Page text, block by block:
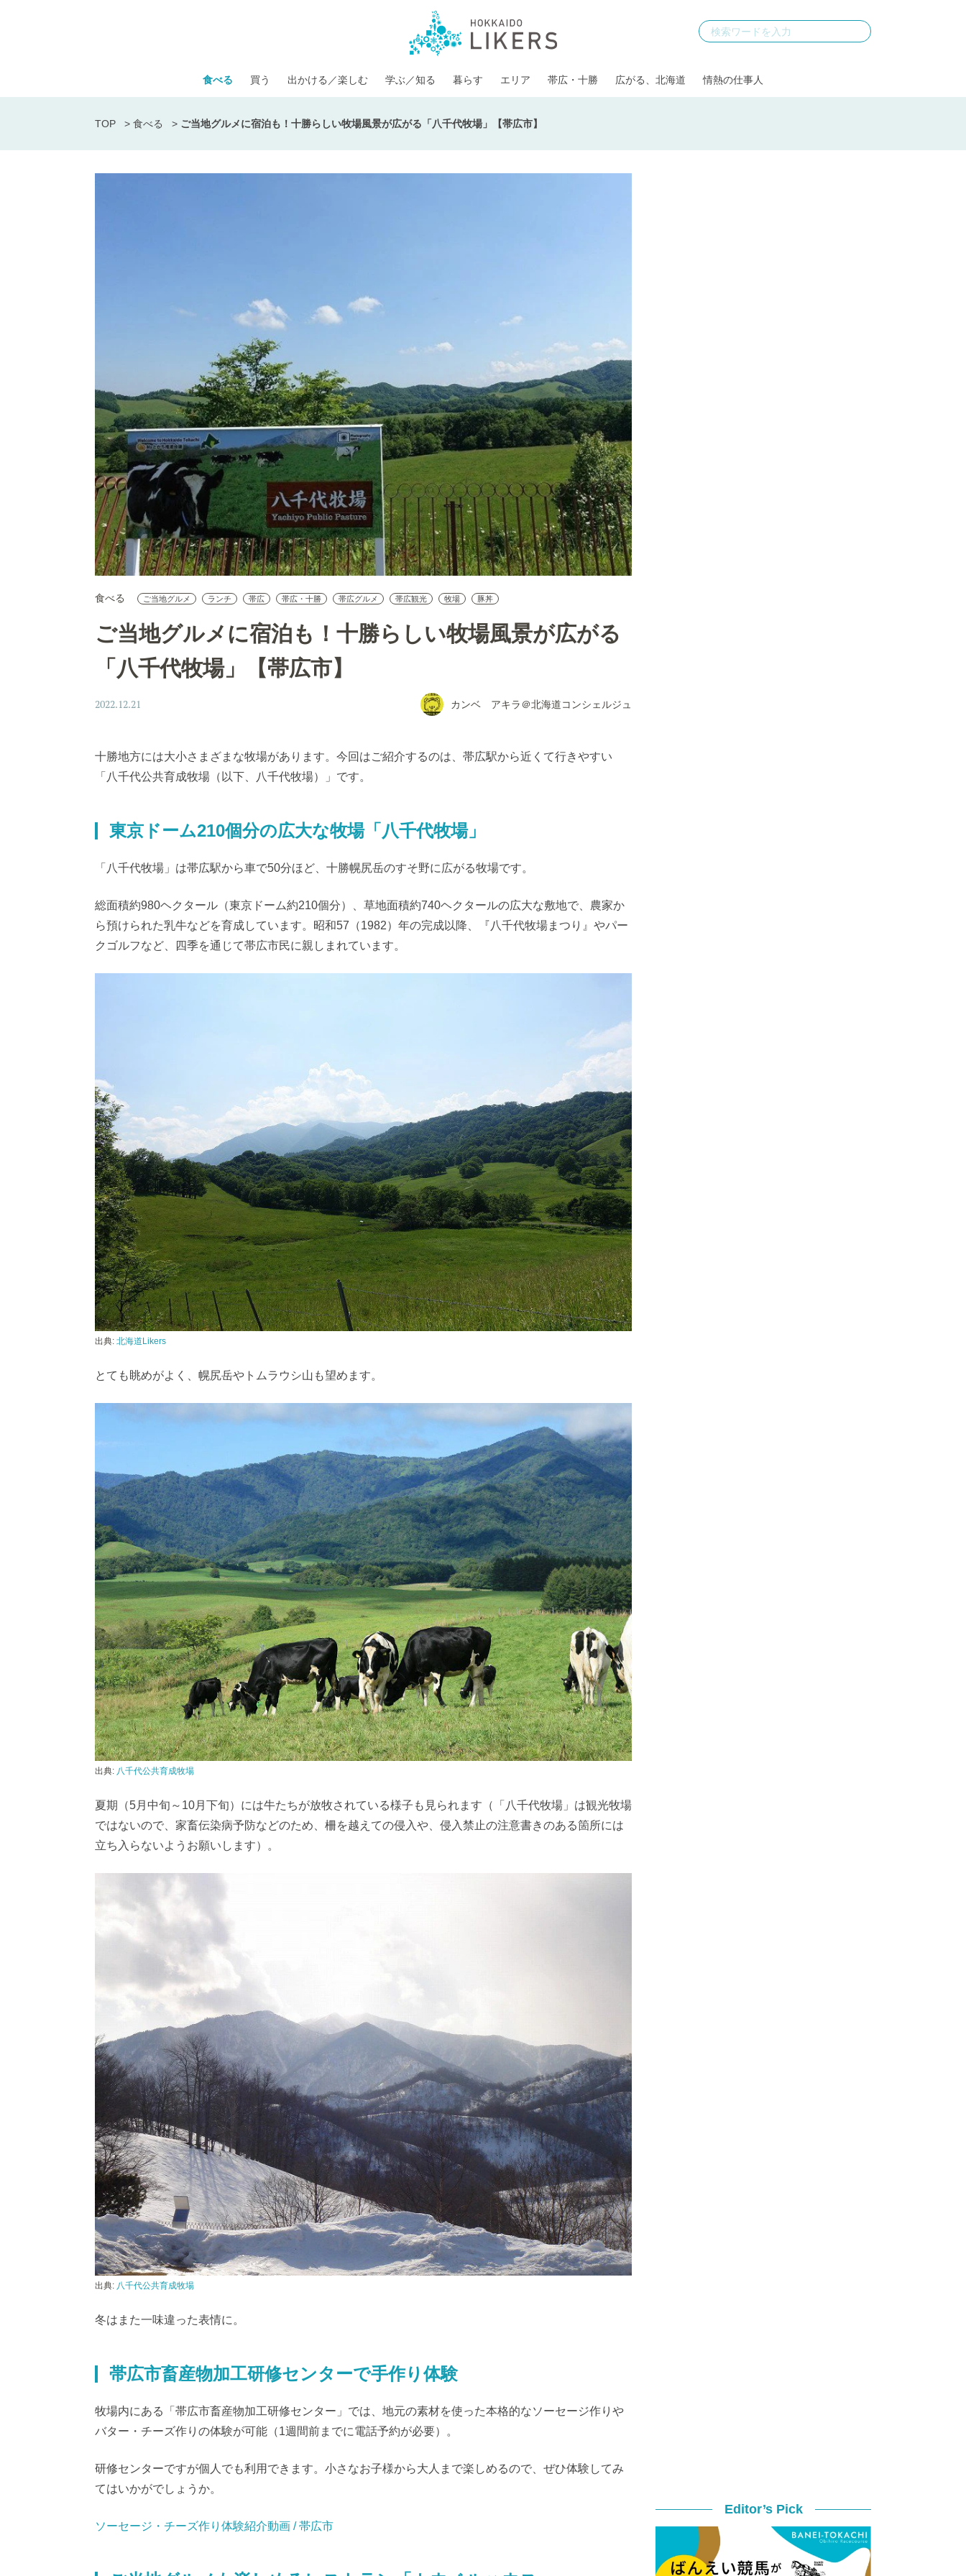
食べる 買う 出かける／楽しむ 学ぶ／知る 暮らす エリア 帯広・十勝 広がる、北海道 情熱の仕事人
TOP > 食べる > ご当地グルメに宿泊も！十勝らしい牧場風景が広がる「八千代牧場」【帯広市】
食べる ご当地グルメ ランチ 帯広 帯広・十勝 帯広グルメ 帯広観光 牧場 豚丼
ご当地グルメに宿泊も！十勝らしい牧場風景が広がる
「八千代牧場」【帯広市】
2022.12.21 カンベ アキラ＠北海道コンシェルジュ
十勝地方には大小さまざまな牧場があります。今回はご紹介するのは、帯広駅から近くて行きやすい
「八千代公共育成牧場（以下、八千代牧場）」です。
東京ドーム210個分の広大な牧場「八千代牧場」
「八千代牧場」は帯広駅から車で50分ほど、十勝幌尻岳のすそ野に広がる牧場です。
総面積約980ヘクタール（東京ドーム約210個分）、草地面積約740ヘクタールの広大な敷地で、農家か
ら預けられた乳牛などを育成しています。昭和57（1982）年の完成以降、『八千代牧場まつり』やパー
クゴルフなど、四季を通じて帯広市民に親しまれています。
出典: 北海道Likers
とても眺めがよく、幌尻岳やトムラウシ山も望めます。
出典: 八千代公共育成牧場
夏期（5月中旬～10月下旬）には牛たちが放牧されている様子も見られます（「八千代牧場」は観光牧場
ではないので、家畜伝染病予防などのため、柵を越えての侵入や、侵入禁止の注意書きのある箇所には
立ち入らないようお願いします）。
出典: 八千代公共育成牧場
冬はまた一味違った表情に。
帯広市畜産物加工研修センターで手作り体験
牧場内にある「帯広市畜産物加工研修センター」では、地元の素材を使った本格的なソーセージ作りや
バター・チーズ作りの体験が可能（1週間前までに電話予約が必要）。
研修センターですが個人でも利用できます。小さなお子様から大人まで楽しめるので、ぜひ体験してみ
てはいかがでしょうか。
ソーセージ・チーズ作り体験紹介動画 / 帯広市
Editor’s Pick